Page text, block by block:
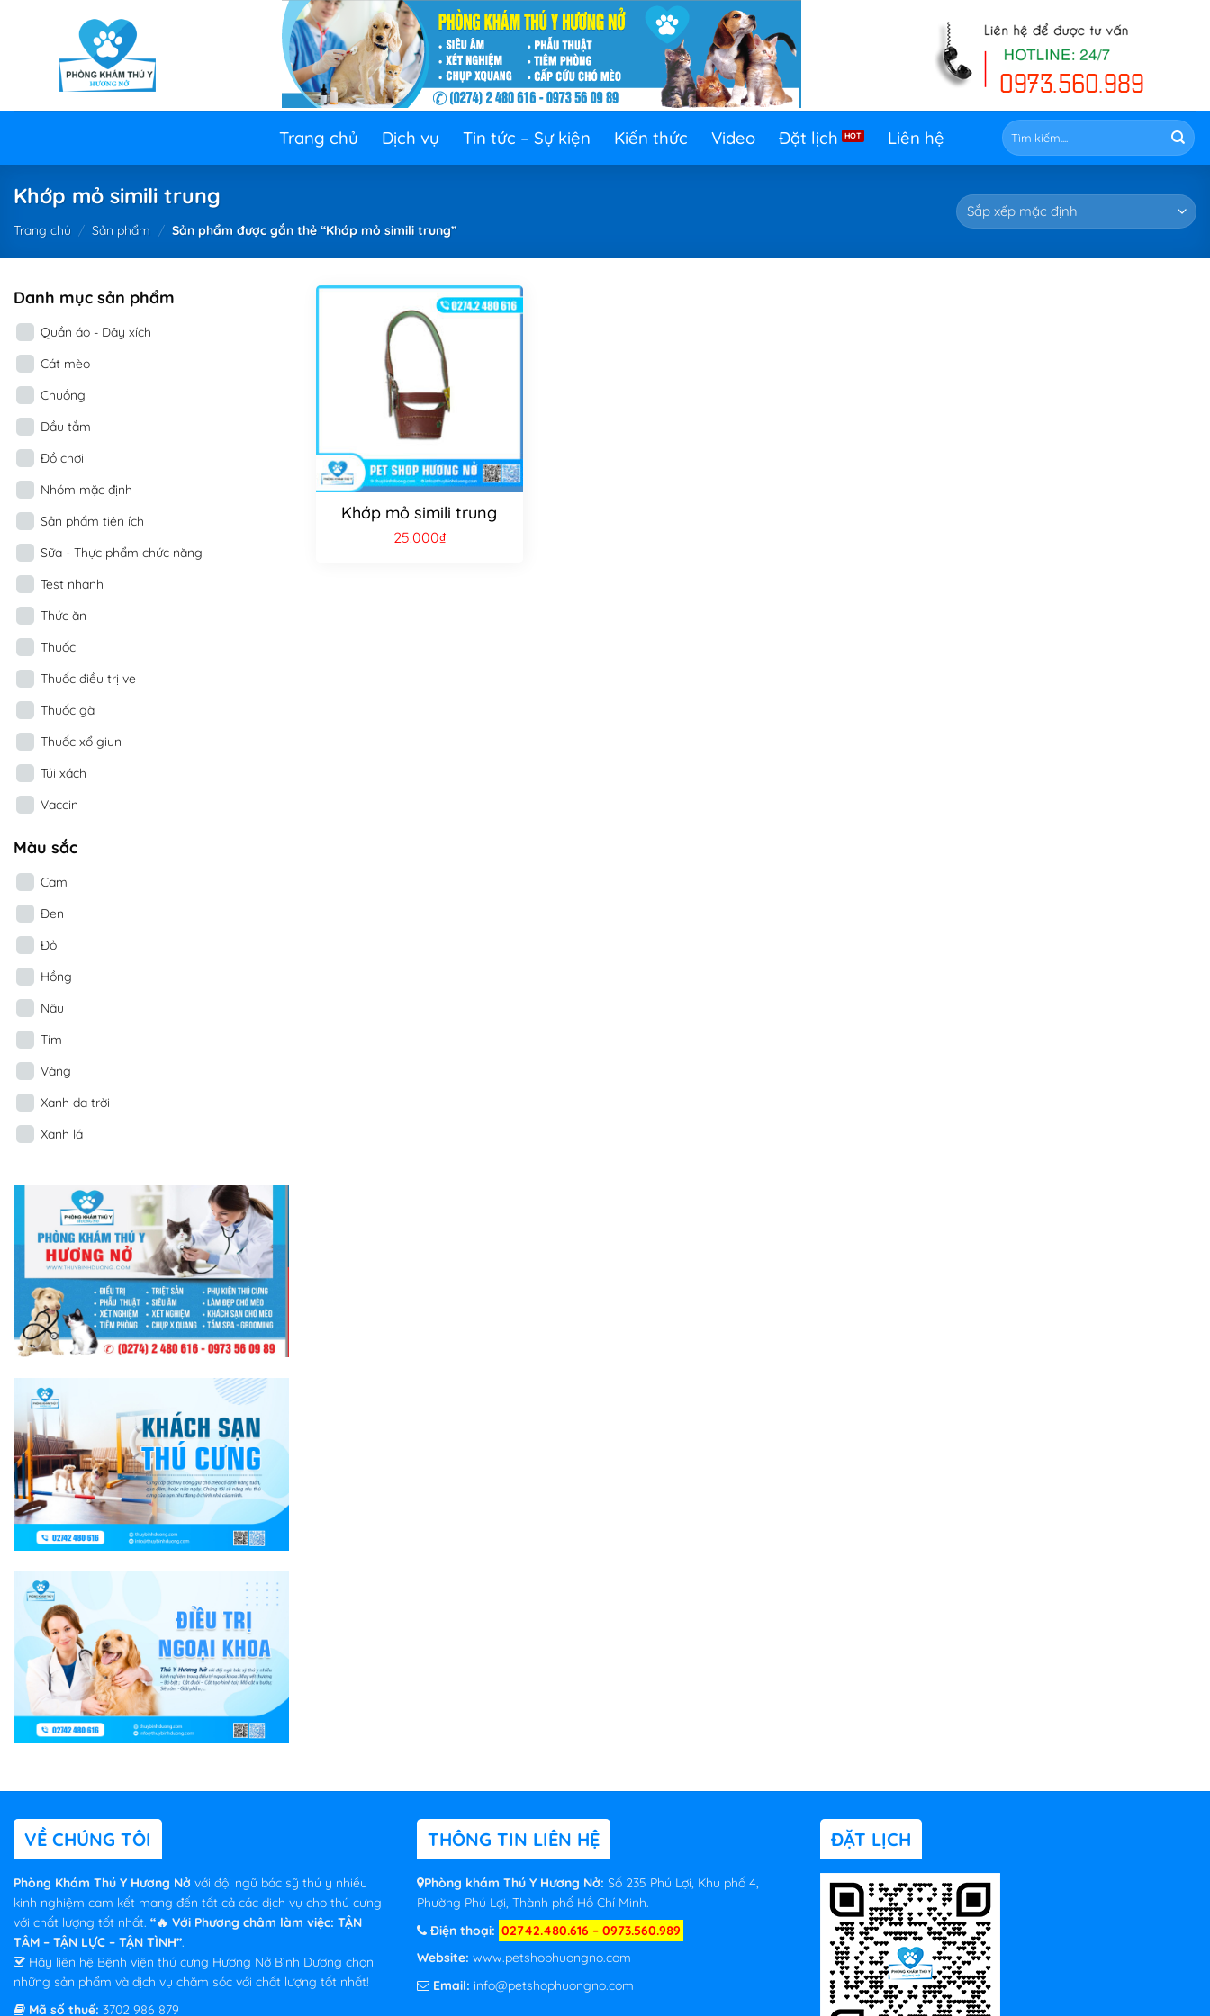
Trang chủ Dịch vụ Tin tức – Sự kiện Kiến thức Video Đặt lịch Liên hệ
Tìm
kiếm:
Khớp mỏ simili trung
Trang chủ / Sản phẩm / Sản phẩm được gắn thẻ “Khớp mỏ simili trung”
Danh mục sản phẩm
Quần áo - Dây xích
Cát mèo
Chuồng
Dầu tắm
Đồ chơi
Nhóm mặc định
Sản phẩm tiện ích
Sữa - Thực phẩm chức năng
Test nhanh
Thức ăn
Thuốc
Thuốc điều trị ve
Thuốc gà
Thuốc xổ giun
Túi xách
Vaccin
Màu sắc
Cam
Đen
Đỏ
Hồng
Nâu
Tím
Vàng
Xanh da trời
Xanh lá
Khớp mỏ simili trung
25.000₫
VỀ CHÚNG TÔI
Phòng Khám Thú Y Hương Nở với đội ngũ bác sỹ thú y nhiều
kinh nghiệm cam kết mang đến tất cả các dịch vụ cho thú cưng
với chất lượng tốt nhất. “🔥 Với Phương châm làm việc: TẬN
TÂM – TẬN LỰC – TẬN TÌNH”.
Hãy liên hệ Bệnh viện thú cưng Hương Nở Bình Dương chọn
những sản phẩm và dịch vụ chăm sóc với chất lượng tốt nhất!
Mã số thuế: 3702 986 879
THÔNG TIN LIÊN HỆ
Phòng khám Thú Y Hương Nở: Số 235 Phú Lợi, Khu phố 4,
Phường Phú Lợi, Thành phố Hồ Chí Minh.
Điện thoại: 02742.480.616 – 0973.560.989
Website: www.petshophuongno.com
Email: info@petshophuongno.com
ĐẶT LỊCH